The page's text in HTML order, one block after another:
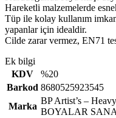
Hareketli malzemelerde
Tüp ile kolay kullanım
yapanlar için idealdir.
Cilde zarar vermez, EN71
Ek bilgi
KDV
%20
Barkod 8680525923545
Marka
BP Artist’s –
BOYALAR